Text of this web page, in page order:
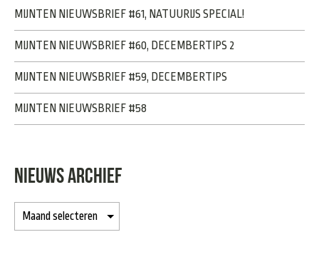
MIJNTEN NIEUWSBRIEF #61, NATUURIJS SPECIAL!
MIJNTEN NIEUWSBRIEF #60, DECEMBERTIPS 2
MIJNTEN NIEUWSBRIEF #59, DECEMBERTIPS
MIJNTEN NIEUWSBRIEF #58
NIEUWS ARCHIEF